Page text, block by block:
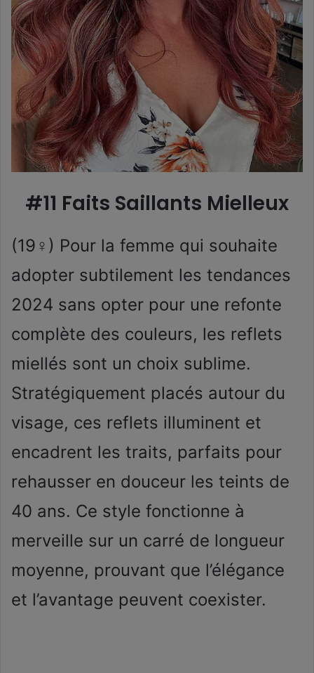
#11 Faits Saillants Mielleux
(19♀) Pour la femme qui souhaite
adopter subtilement les tendances
2024 sans opter pour une refonte
complète des couleurs, les reflets
miellés sont un choix sublime.
Stratégiquement placés autour du
visage, ces reflets illuminent et
encadrent les traits, parfaits pour
rehausser en douceur les teints de
40 ans. Ce style fonctionne à
merveille sur un carré de longueur
moyenne, prouvant que l’élégance
et l’avantage peuvent coexister.